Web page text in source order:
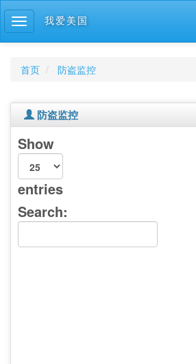
Toggle
navigation
我爱美国
首页 防盗监控
防盗监控
Show
entries
Search: